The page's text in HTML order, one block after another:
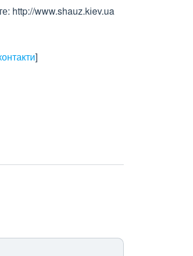
http://www.shauz.kіev.ua
]